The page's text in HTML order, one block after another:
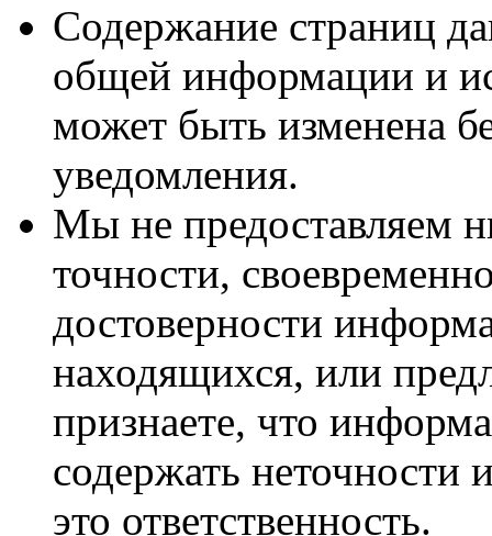
Содержание страниц
общей информации и
может быть изменена
уведомления.
Мы не предоставляем
точности,
достоверности
находящихся, или
признаете, что
содержать
это ответственность.